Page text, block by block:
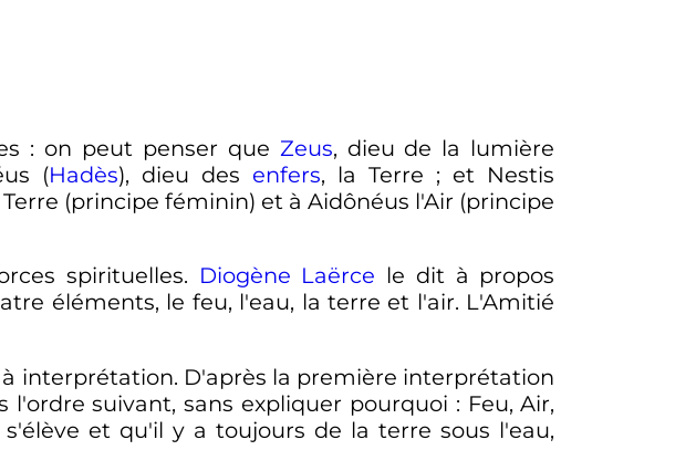
: on peut penser que Zeus, dieu de la lumière
(Hadès), dieu des enfers, la Terre ; et Nestis
(principe féminin) et à Aidônéus l'Air (principe
spirituelles. Diogène Laërce le dit à propos
éléments, le feu, l'eau, la terre et l'air. L'Amitié
interprétation. D'après la première interprétation
l'ordre suivant, sans expliquer pourquoi : Feu, Air,
et qu'il y a toujours de la terre sous l'eau,